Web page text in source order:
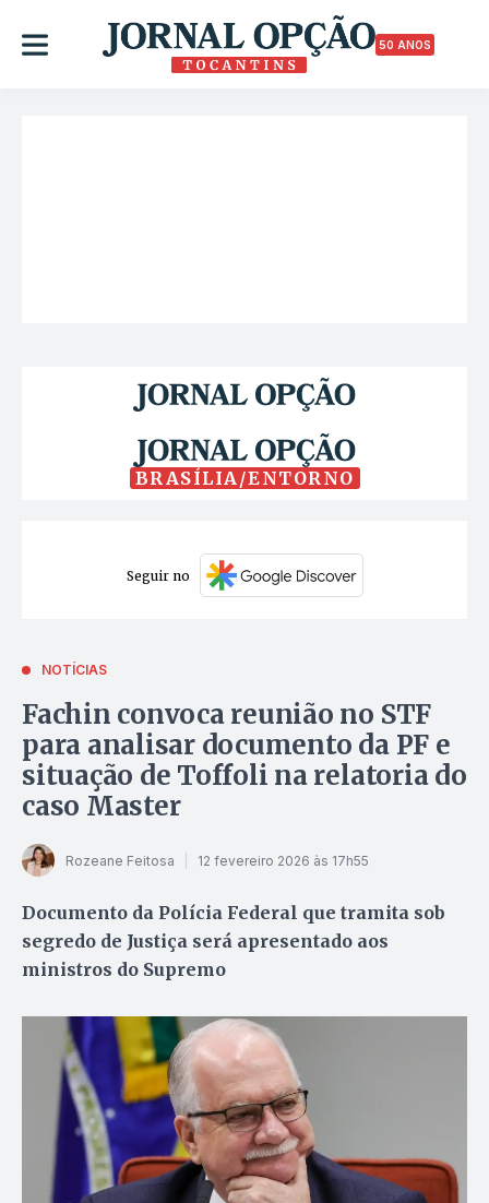
50 ANOS
BRASÍLIA/ENTORNO
Seguir no
NOTÍCIAS
Fachin convoca reunião no STF
para analisar documento da PF e
situação de Toffoli na relatoria do
caso Master
Rozeane Feitosa 12 fevereiro 2026 às 17h55
Documento da Polícia Federal que tramita sob
segredo de Justiça será apresentado aos
ministros do Supremo